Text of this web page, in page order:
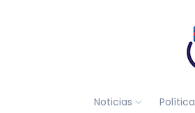
Noticias Política